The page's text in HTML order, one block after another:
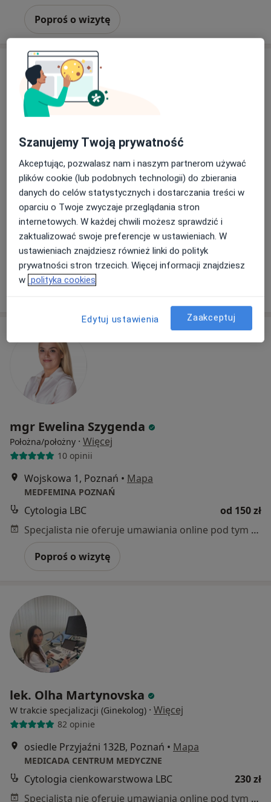
Poproś o wizytę
lek. Izabela Kaczorowska
Ginekolog ·Więcej
1138 opinii
Szczepankowo 92, Poznań•Mapa
Ginekeo
Konsultacja ginekologiczna + cytologia
od 370 zł
Poproś o wizytę
mgr Ewelina Szygenda
Położna/położny · Więcej
10 opinii
Wojskowa 1, Poznań • Mapa
MEDFEMINA POZNAŃ
Cytologia LBC
od 150 zł
Specjalista nie oferuje umawiania online pod tym adresem.
Poproś o wizytę
lek. Olha Martynovska
W trakcie specjalizacji (Ginekolog) · Więcej
82 opinie
osiedle Przyjaźni 132B, Poznań • Mapa
MEDICADA CENTRUM MEDYCZNE
Cytologia cienkowarstwowa LBC
230 zł
Specjalista nie oferuje umawiania online pod tym adresem.
Szanujemy Twoją prywatność
Akceptując, pozwalasz nam i naszym partnerom używać
plików cookie (lub podobnych technologii) do zbierania
danych do celów statystycznych i dostarczania treści w
oparciu o Twoje zwyczaje przeglądania stron
internetowych. W każdej chwili możesz sprawdzić i
zaktualizować swoje preferencje w ustawieniach. W
ustawieniach znajdziesz również linki do polityk
prywatności stron trzecich. Więcej informacji znajdziesz
w polityka cookies
Edytuj ustawienia Zaakceptuj